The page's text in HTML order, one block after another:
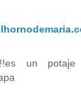
un